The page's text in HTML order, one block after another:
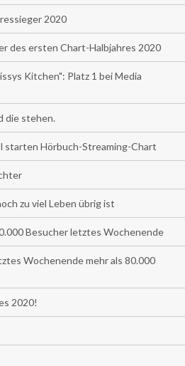
2020
des ersten Chart-Halbjahres 2020
Kitchen": Platz 1 bei Media
die stehen.
starten Hörbuch-Streaming-Chart
zu viel Leben übrig ist
Besucher letztes Wochenende
Wochenende mehr als 80.000
2020!